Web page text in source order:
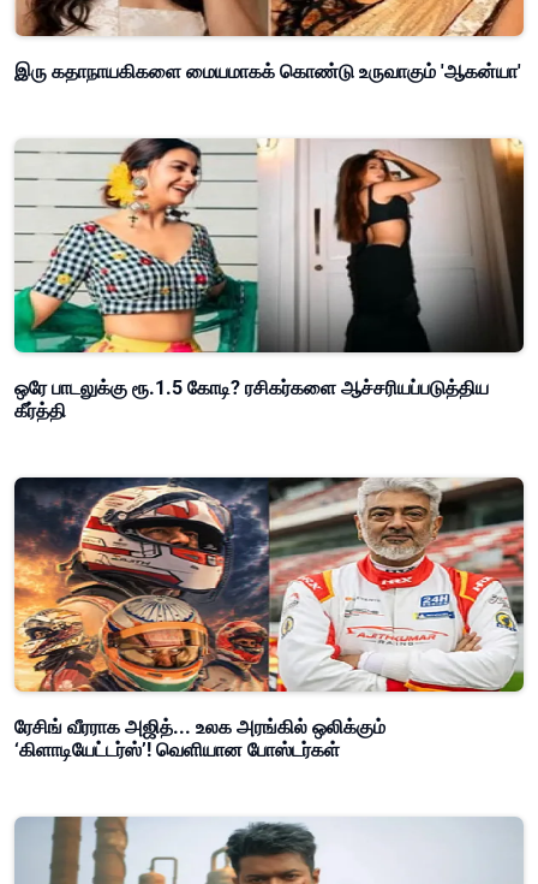
இரு கதாநாயகிகளை மையமாகக் கொண்டு உருவாகும் 'ஆகன்யா'
ஒரே பாடலுக்கு ரூ.1.5 கோடி? ரசிகர்களை ஆச்சரியப்படுத்திய
கீர்த்தி
ரேசிங் வீரராக அஜித்... உலக அரங்கில் ஒலிக்கும்
‘கிளாடியேட்டர்ஸ்’! வெளியான போஸ்டர்கள்